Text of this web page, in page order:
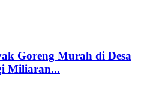
Goreng Murah di Desa
Miliaran...